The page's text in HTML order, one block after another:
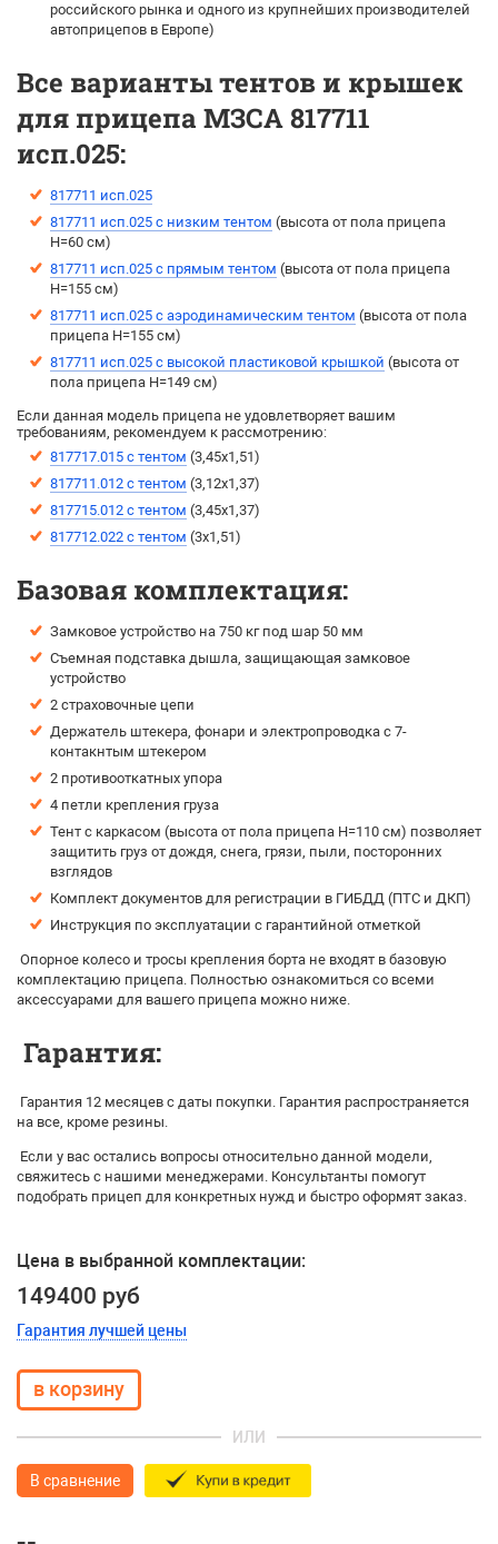
российского рынка и одного из крупнейших производителей
автоприцепов в Европе)
Все варианты тентов и крышек
для прицепа МЗСА 817711
исп.025:
817711 исп.025
817711 исп.025 с низким тентом (высота от пола прицепа
H=60 см)
817711 исп.025 с прямым тентом (выcота от пола прицепа
H=155 см)
817711 исп.025 с аэродинамическим тентом (выcота от пола
прицепа H=155 см)
817711 исп.025 с высокой пластиковой крышкой (высота от
пола прицепа H=149 см)
Если данная модель прицепа не удовлетворяет вашим
требованиям, рекомендуем к рассмотрению:
817717.015 с тентом (3,45х1,51)
817711.012 с тентом (3,12х1,37)
817715.012 с тентом (3,45х1,37)
817712.022 с тентом (3х1,51)
Базовая комплектация:
Замковое устройство на 750 кг под шар 50 мм
Съемная подставка дышла, защищающая замковое
устройство
2 страховочные цепи
Держатель штекера, фонари и электропроводка с 7-
контакнтым штекером
2 противооткатных упора
4 петли крепления груза
Тент с каркасом (высота от пола прицепа H=110 см) позволяет
защитить груз от дождя, снега, грязи, пыли, посторонних
взглядов
Комплект документов для регистрации в ГИБДД (ПТС и ДКП)
Инструкция по эксплуатации с гарантийной отметкой
Опорное колесо и тросы крепления борта не входят в базовую
комплектацию прицепа. Полностью ознакомиться со всеми
аксессуарами для вашего прицепа можно ниже.
Гарантия:
Гарантия 12 месяцев с даты покупки. Гарантия распространяется
на все, кроме резины.
Если у вас остались вопросы относительно данной модели,
свяжитесь с нашими менеджерами. Консультанты помогут
подобрать прицеп для конкретных нужд и быстро оформят заказ.
Цена в выбранной комплектации:
149400 руб
Гарантия лучшей цены
ИЛИ
В сравнение